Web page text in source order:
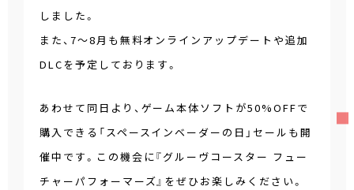
しました。
また、7～8月も無料オンラインアップデートや追加
DLCを予定しております。
あわせて同日より、ゲーム本体ソフトが50%OFFで
購入できる「スペースインベーダーの日」セールも開
催中です。この機会に『グルーヴコースター フュー
チャーパフォーマーズ』をぜひお楽しみください。